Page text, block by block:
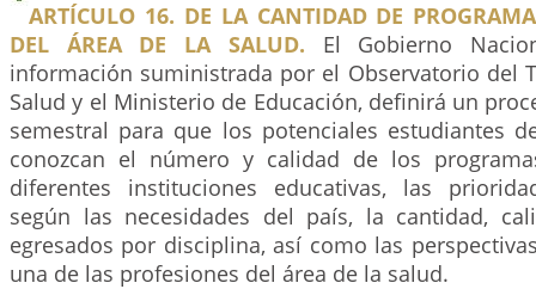
ARTÍCULO 16. DE LA CANTIDAD DE
DEL ÁREA DE LA SALUD. El Gobierno
información suministrada por el Observatorio del
Salud y el Ministerio de Educación, definirá un
semestral para que los potenciales estudiantes
conozcan el número y calidad de los
diferentes instituciones educativas, las
según las necesidades del país, la cantidad,
egresados por disciplina, así como las
una de las profesiones del área de la salud.